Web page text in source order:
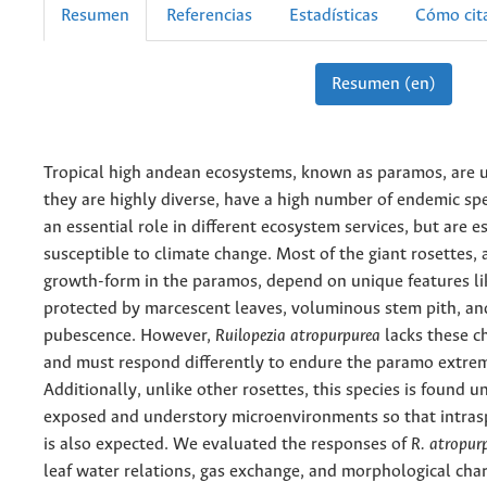
Resumen Referencias Estadísticas Cómo
Resumen (en)
Tropical high andean ecosystems, known as paramos, are
they are highly diverse, have a high number of endemic
an essential role in different ecosystem services, but are
susceptible to climate change. Most of the giant rosettes,
growth-form in the paramos, depend on unique features
protected by marcescent leaves, voluminous stem pith,
pubescence. However, Ruilopezia atropurpurea lacks these
and must respond differently to endure the paramo
Additionally, unlike other rosettes, this species is found
exposed and understory microenvironments so that
is also expected. We evaluated the responses of R.
leaf water relations, gas exchange, and morphological